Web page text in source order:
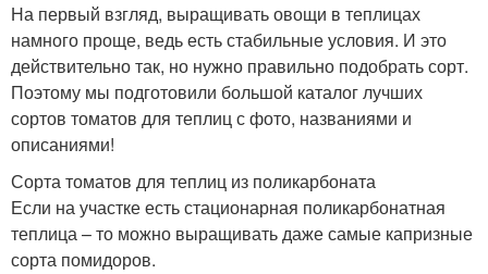
На первый взгляд, выращивать овощи в теплицах
намного проще, ведь есть стабильные условия. И это
действительно так, но нужно правильно подобрать сорт.
Поэтому мы подготовили большой каталог лучших
сортов томатов для теплиц с фото, названиями и
описаниями!
Сорта томатов для теплиц из поликарбоната
Если на участке есть стационарная поликарбонатная
теплица – то можно выращивать даже самые капризные
сорта помидоров.